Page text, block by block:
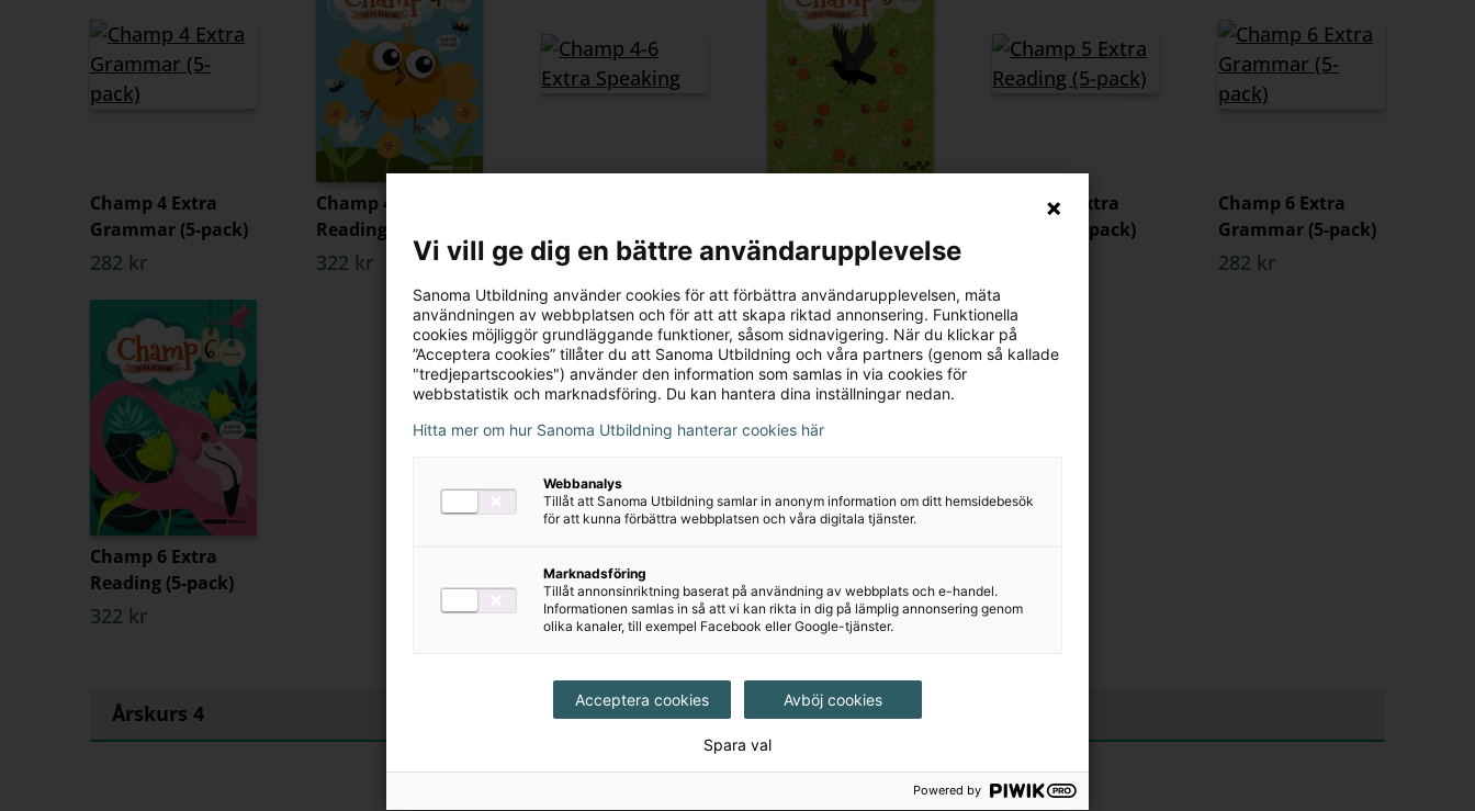
Champ 4 Extra
Grammar (5-pack)
282 kr
Champ 4 Extra
Reading (5-pack)
322 kr 1030 kr 282 kr
Champ 5 Extra
Reading (5-pack)
Champ 6 Extra
Grammar (5-pack)
282 kr
Champ 6 Extra
Reading (5-pack)
322 kr
Årskurs 4
Vi vill ge dig en bättre användarupplevelse
Sanoma Utbildning använder cookies för att förbättra användarupplevelsen, mäta
användningen av webbplatsen och för att att skapa riktad annonsering. Funktionella
cookies möjliggör grundläggande funktioner, såsom sidnavigering. När du klickar på
”Acceptera cookies” tillåter du att Sanoma Utbildning och våra partners (genom så kallade
"tredjepartscookies") använder den information som samlas in via cookies för
webbstatistik och marknadsföring. Du kan hantera dina inställningar nedan.
Hitta mer om hur Sanoma Utbildning hanterar cookies här
Webbanalys
Tillåt att Sanoma Utbildning samlar in anonym information om ditt hemsidebesök
för att kunna förbättra webbplatsen och våra digitala tjänster.
Marknadsföring
Tillåt annonsinriktning baserat på användning av webbplats och e-handel.
Informationen samlas in så att vi kan rikta in dig på lämplig annonsering genom
olika kanaler, till exempel Facebook eller Google-tjänster.
Acceptera cookies Avböj cookies
Spara val
Powered by